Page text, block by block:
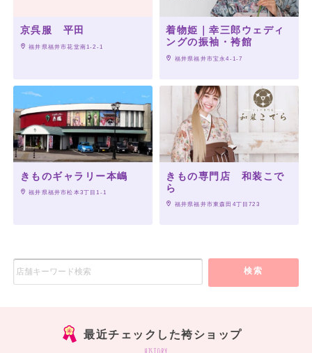
京呉服 平田
福井県福井市花堂南1-2-1
着物姫｜幸三郎ウェディ
ングの振袖・袴館
福井県福井市宝永4-1-7
きものギャラリー本嶋
福井県福井市松本3丁目1-1
きもの専門店 和装こで
ら
福井県福井市東森田4丁目723
検索
最近チェックした袴ショップ